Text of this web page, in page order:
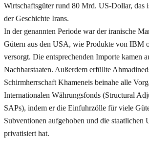
Wirtschaftsgüter rund 80 Mrd. US-Dollar, das
der Geschichte Irans.
In der genannten Periode war der iranische
Gütern aus den USA, wie Produkte von IBM
versorgt. Die entsprechenden Importe kamen
Nachbarstaaten. Außerdem erfüllte
Schirmherrschaft Khameneis beinahe alle
Internationalen Währungsfonds (Structural
SAPs), indem er die Einfuhrzölle für viele
Subventionen aufgehoben und die staatlichen
privatisiert hat.